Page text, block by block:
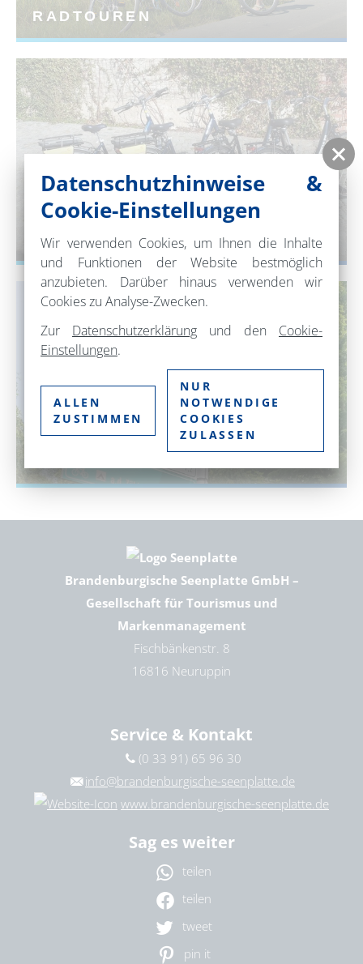
RADTOUREN
VERLEIH UND ANGEBOTE
Brandenburgische Seenplatte GmbH –
Gesellschaft für Tourismus und
Markenmanagement
Fischbänkenstr. 8
16816 Neuruppin
Service & Kontakt
(0 33 91) 65 96 30
info@brandenburgische-seenplatte.de
www.brandenburgische-seenplatte.de
Sag es weiter
teilen
teilen
tweet
pin it
Datenschutzhinweise &
Cookie-Einstellungen
Wir verwenden Cookies, um Ihnen die Inhalte
und Funktionen der Website bestmöglich
anzubieten. Darüber hinaus verwenden wir
Cookies zu Analyse-Zwecken.
Zur Datenschutzerklärung und den Cookie-
Einstellungen.
ALLEN
ZUSTIMMEN
NUR
NOTWENDIGE
COOKIES
ZULASSEN